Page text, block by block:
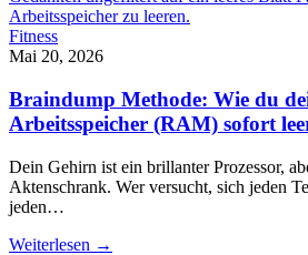
Fitness
Mai 20, 2026
Braindump Methode: Wie du
Arbeitsspeicher (RAM) sofort
Dein Gehirn ist ein brillanter Prozessor,
Aktenschrank. Wer versucht, sich jeden
jeden…
Weiterlesen →